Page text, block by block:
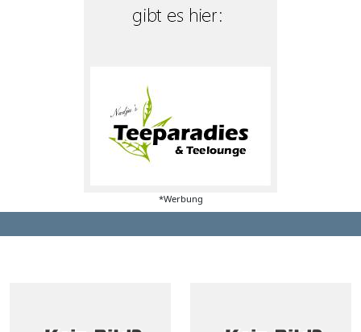
*Werbung